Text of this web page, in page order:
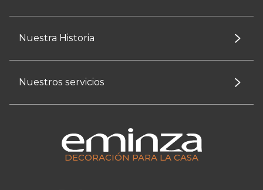
Nuestra Historia
Nuestros servicios
DECORACIÓN PARA LA CASA